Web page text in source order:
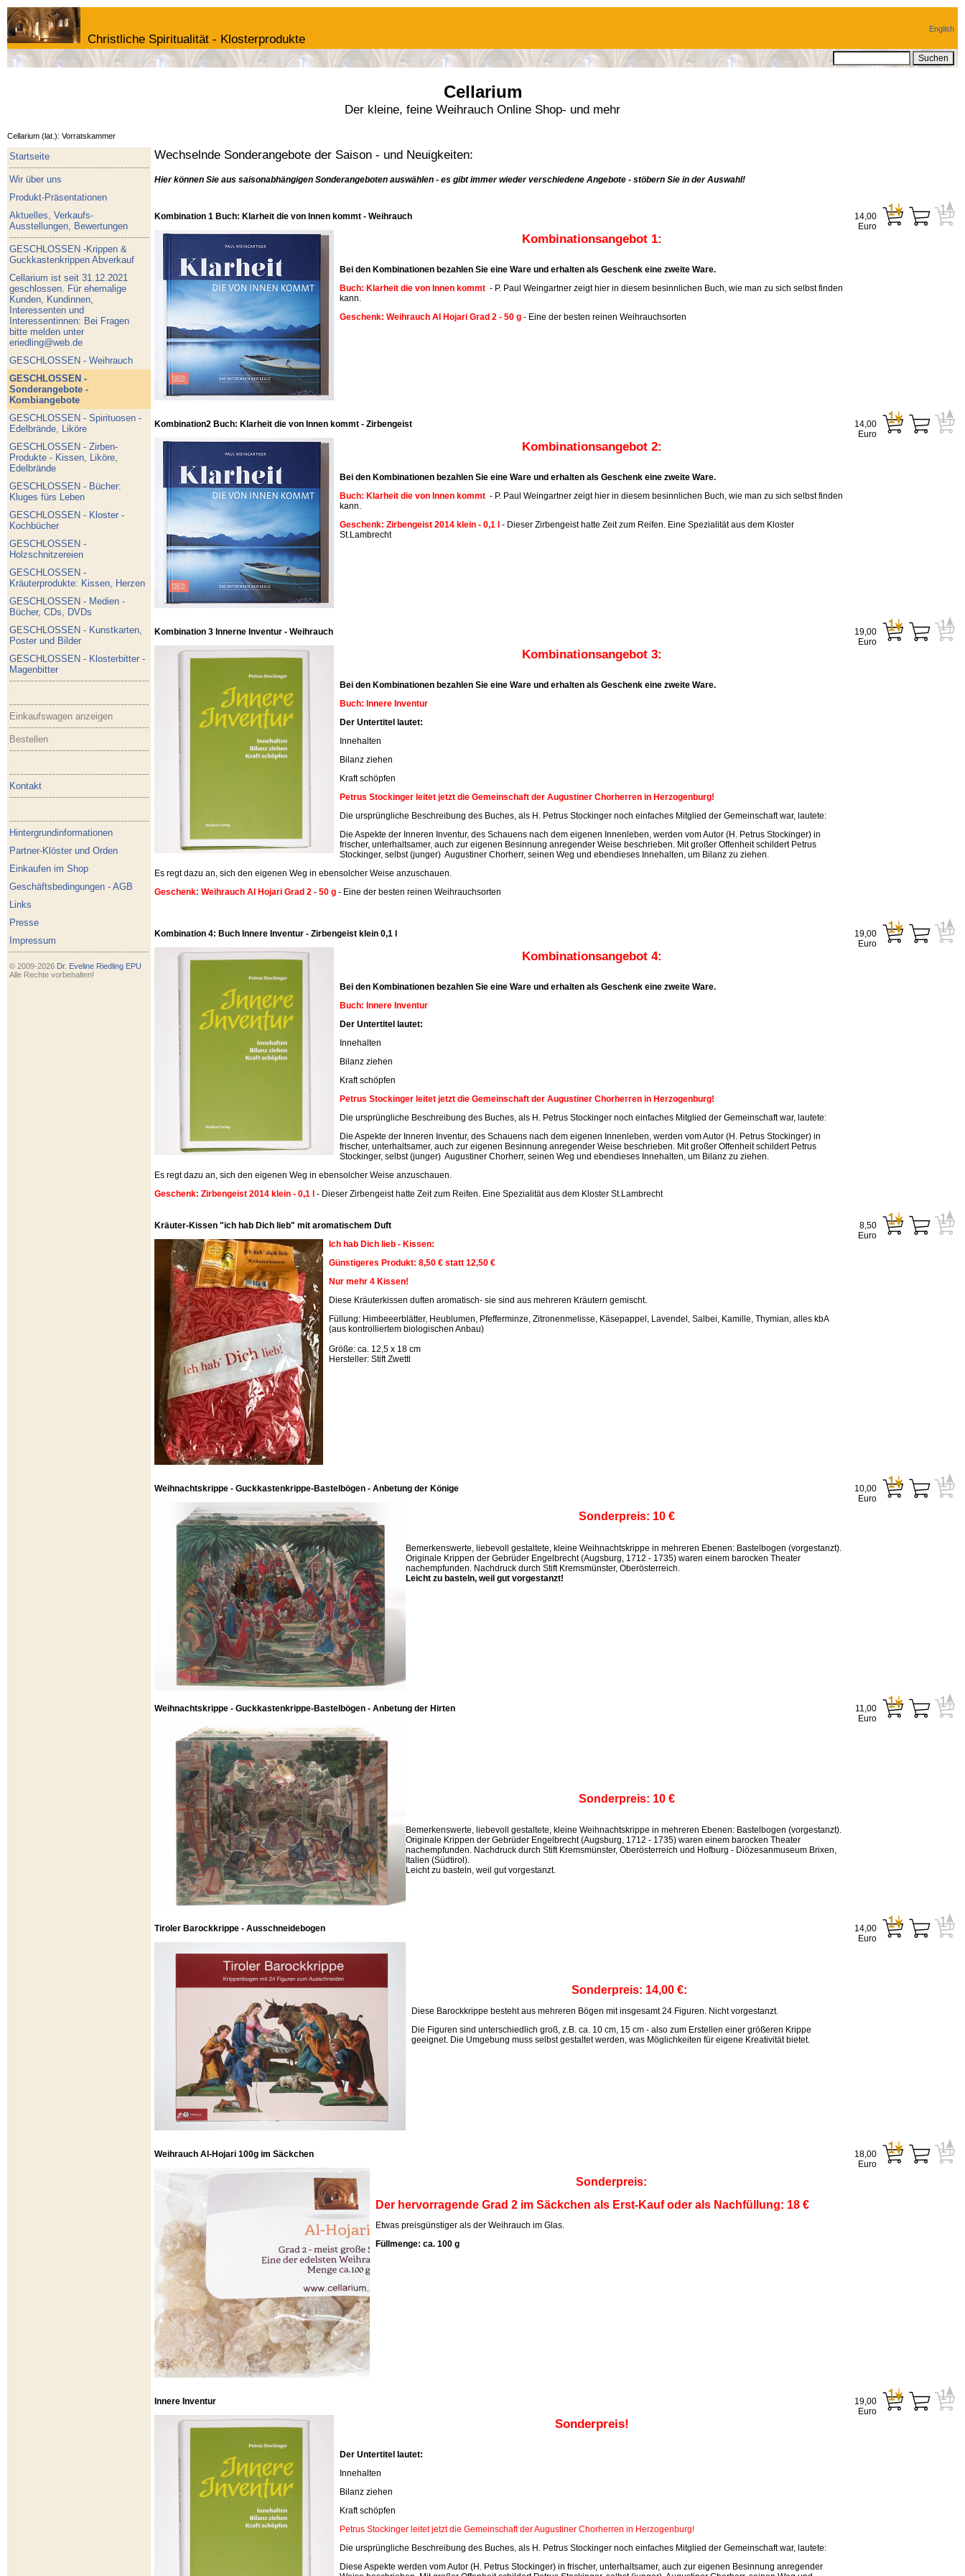
Christliche Spiritualität - Klosterprodukte
English
Cellarium
Der kleine, feine Weihrauch Online Shop- und mehr
Cellarium (lat.): Vorratskammer
Startseite
Wir über uns
Produkt-Präsentationen
Aktuelles, Verkaufs-
Ausstellungen, Bewertungen
GESCHLOSSEN -Krippen &
Guckkastenkrippen Abverkauf
Cellarium ist seit 31.12.2021
geschlossen. Für ehemalige
Kunden, Kundinnen,
Interessenten und
Interessentinnen: Bei Fragen
bitte melden unter
eriedling@web.de
GESCHLOSSEN - Weihrauch
GESCHLOSSEN -
Sonderangebote -
Kombiangebote
GESCHLOSSEN - Spirituosen -
Edelbrände, Liköre
GESCHLOSSEN - Zirben-
Produkte - Kissen, Liköre,
Edelbrände
GESCHLOSSEN - Bücher:
Kluges fürs Leben
GESCHLOSSEN - Kloster -
Kochbücher
GESCHLOSSEN -
Holzschnitzereien
GESCHLOSSEN -
Kräuterprodukte: Kissen, Herzen
GESCHLOSSEN - Medien -
Bücher, CDs, DVDs
GESCHLOSSEN - Kunstkarten,
Poster und Bilder
GESCHLOSSEN - Klosterbitter -
Magenbitter
Einkaufswagen anzeigen
Bestellen
Kontakt
Hintergrundinformationen
Partner-Klöster und Orden
Einkaufen im Shop
Geschäftsbedingungen - AGB
Links
Presse
Impressum
© 2009-2026 Dr. Eveline Riedling EPU
Alle Rechte vorbehalten!
Wechselnde Sonderangebote der Saison - und Neuigkeiten:
Hier können Sie aus saisonabhängigen Sonderangeboten auswählen - es gibt immer wieder verschiedene Angebote - stöbern Sie in der Auswahl!
Kombination 1 Buch: Klarheit die von Innen kommt - Weihrauch
Kombinationsangebot 1:
Bei den Kombinationen bezahlen Sie eine Ware und erhalten als Geschenk eine zweite Ware.
Buch: Klarheit die von Innen kommt - P. Paul Weingartner zeigt hier in diesem besinnlichen Buch, wie man zu sich selbst finden
kann.
Geschenk: Weihrauch Al Hojari Grad 2 - 50 g - Eine der besten reinen Weihrauchsorten
14,00
Euro
Kombination2 Buch: Klarheit die von Innen kommt - Zirbengeist
Kombinationsangebot 2:
Bei den Kombinationen bezahlen Sie eine Ware und erhalten als Geschenk eine zweite Ware.
Buch: Klarheit die von Innen kommt - P. Paul Weingartner zeigt hier in diesem besinnlichen Buch, wie man zu sich selbst finden
kann.
Geschenk: Zirbengeist 2014 klein - 0,1 l - Dieser Zirbengeist hatte Zeit zum Reifen. Eine Spezialität aus dem Kloster
St.Lambrecht
14,00
Euro
Kombination 3 Innerne Inventur - Weihrauch
Kombinationsangebot 3:
Bei den Kombinationen bezahlen Sie eine Ware und erhalten als Geschenk eine zweite Ware.
Buch: Innere Inventur
Der Untertitel lautet:
Innehalten
Bilanz ziehen
Kraft schöpfen
Petrus Stockinger leitet jetzt die Gemeinschaft der Augustiner Chorherren in Herzogenburg!
Die ursprüngliche Beschreibung des Buches, als H. Petrus Stockinger noch einfaches Mitglied der Gemeinschaft war, lautete:
Die Aspekte der Inneren Inventur, des Schauens nach dem eigenen Innenleben, werden vom Autor (H. Petrus Stockinger) in
frischer, unterhaltsamer, auch zur eigenen Besinnung anregender Weise beschrieben. Mit großer Offenheit schildert Petrus
Stockinger, selbst (junger) Augustiner Chorherr, seinen Weg und ebendieses Innehalten, um Bilanz zu ziehen.
Es regt dazu an, sich den eigenen Weg in ebensolcher Weise anzuschauen.
Geschenk: Weihrauch Al Hojari Grad 2 - 50 g - Eine der besten reinen Weihrauchsorten
19,00
Euro
Kombination 4: Buch Innere Inventur - Zirbengeist klein 0,1 l
Kombinationsangebot 4:
Bei den Kombinationen bezahlen Sie eine Ware und erhalten als Geschenk eine zweite Ware.
Buch: Innere Inventur
Der Untertitel lautet:
Innehalten
Bilanz ziehen
Kraft schöpfen
Petrus Stockinger leitet jetzt die Gemeinschaft der Augustiner Chorherren in Herzogenburg!
Die ursprüngliche Beschreibung des Buches, als H. Petrus Stockinger noch einfaches Mitglied der Gemeinschaft war, lautete:
Die Aspekte der Inneren Inventur, des Schauens nach dem eigenen Innenleben, werden vom Autor (H. Petrus Stockinger) in
frischer, unterhaltsamer, auch zur eigenen Besinnung anregender Weise beschrieben. Mit großer Offenheit schildert Petrus
Stockinger, selbst (junger) Augustiner Chorherr, seinen Weg und ebendieses Innehalten, um Bilanz zu ziehen.
Es regt dazu an, sich den eigenen Weg in ebensolcher Weise anzuschauen.
Geschenk: Zirbengeist 2014 klein - 0,1 l - Dieser Zirbengeist hatte Zeit zum Reifen. Eine Spezialität aus dem Kloster St.Lambrecht
19,00
Euro
Kräuter-Kissen "ich hab Dich lieb" mit aromatischem Duft
Ich hab Dich lieb - Kissen:
Günstigeres Produkt: 8,50 € statt 12,50 €
Nur mehr 4 Kissen!
Diese Kräuterkissen duften aromatisch- sie sind aus mehreren Kräutern gemischt.
Füllung: Himbeeerblätter, Heublumen, Pfefferminze, Zitronenmelisse, Käsepappel, Lavendel, Salbei, Kamille, Thymian, alles kbA
(aus kontrolliertem biologischen Anbau)
Größe: ca. 12,5 x 18 cm
Hersteller: Stift Zwettl
8,50
Euro
Weihnachtskrippe - Guckkastenkrippe-Bastelbögen - Anbetung der Könige
Sonderpreis: 10 €
Bemerkenswerte, liebevoll gestaltete, kleine Weihnachtskrippe in mehreren Ebenen: Bastelbogen (vorgestanzt).
Originale Krippen der Gebrüder Engelbrecht (Augsburg, 1712 - 1735) waren einem barocken Theater
nachempfunden. Nachdruck durch Stift Kremsmünster, Oberösterreich.
Leicht zu basteln, weil gut vorgestanzt!
10,00
Euro
Weihnachtskrippe - Guckkastenkrippe-Bastelbögen - Anbetung der Hirten
Sonderpreis: 10 €
Bemerkenswerte, liebevoll gestaltete, kleine Weihnachtskrippe in mehreren Ebenen: Bastelbogen (vorgestanzt).
Originale Krippen der Gebrüder Engelbrecht (Augsburg, 1712 - 1735) waren einem barocken Theater
nachempfunden. Nachdruck durch Stift Kremsmünster, Oberösterreich und Hofburg - Diözesanmuseum Brixen,
Italien (Südtirol).
Leicht zu basteln, weil gut vorgestanzt.
11,00
Euro
Tiroler Barockkrippe - Ausschneidebogen
Sonderpreis: 14,00 €:
Diese Barockkrippe besteht aus mehreren Bögen mit insgesamt 24 Figuren. Nicht vorgestanzt.
Die Figuren sind unterschiedlich groß, z.B. ca. 10 cm, 15 cm - also zum Erstellen einer größeren Krippe
geeignet. Die Umgebung muss selbst gestaltet werden, was Möglichkeiten für eigene Kreativität bietet.
14,00
Euro
Weihrauch Al-Hojari 100g im Säckchen
Sonderpreis:
Der hervorragende Grad 2 im Säckchen als Erst-Kauf oder als Nachfüllung: 18 €
Etwas preisgünstiger als der Weihrauch im Glas.
Füllmenge: ca. 100 g
18,00
Euro
Innere Inventur
Sonderpreis!
Der Untertitel lautet:
Innehalten
Bilanz ziehen
Kraft schöpfen
Petrus Stockinger leitet jetzt die Gemeinschaft der Augustiner Chorherren in Herzogenburg!
Die ursprüngliche Beschreibung des Buches, als H. Petrus Stockinger noch einfaches Mitglied der Gemeinschaft war, lautete:
Diese Aspekte werden vom Autor (H. Petrus Stockinger) in frischer, unterhaltsamer, auch zur eigenen Besinnung anregender
19,00
Euro